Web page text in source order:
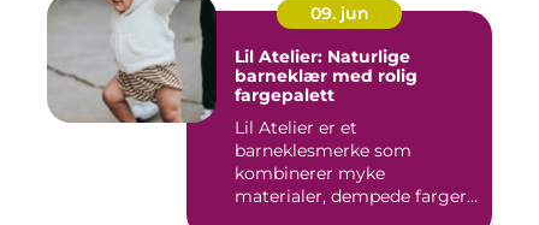
09. jun
Lil Atelier: Naturlige
barneklær med rolig
fargepalett
Lil Atelier er et
barneklesmerke som
kombinerer myke
materialer, dempede farger